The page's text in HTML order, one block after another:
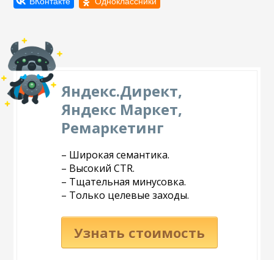
Яндекс.Директ,
Яндекс Маркет,
Ремаркетинг
– Широкая семантика.
– Высокий CTR.
– Тщательная минусовка.
– Только целевые заходы.
Узнать стоимость